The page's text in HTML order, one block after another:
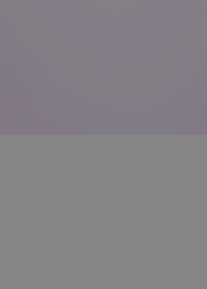
УНП 191700409
г. Минск, улица Толбухина, 2,